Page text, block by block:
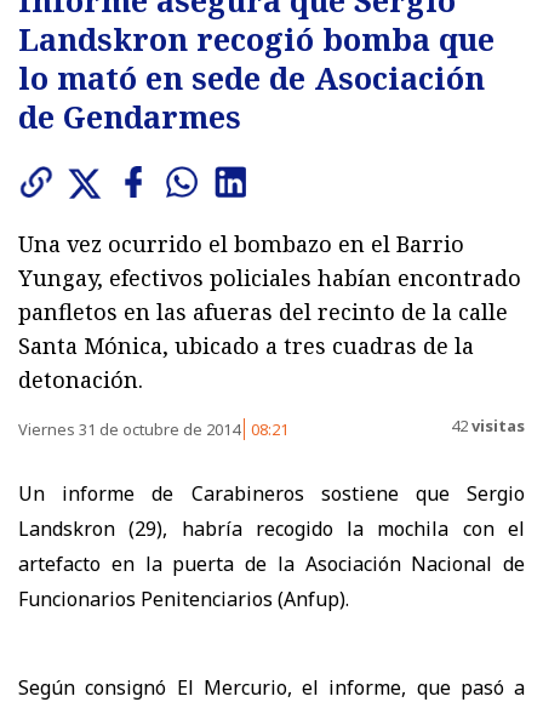
Landskron recogió bomba que
lo mató en sede de Asociación
de Gendarmes
Una vez ocurrido el bombazo en el Barrio
Yungay, efectivos policiales habían encontrado
panfletos en las afueras del recinto de la calle
Santa Mónica, ubicado a tres cuadras de la
detonación.
Viernes 31 de octubre de 2014 08:21 42visitas
Un informe de Carabineros sostiene que Sergio
Landskron (29), habría recogido la mochila con el
artefacto en la puerta de la Asociación Nacional de
Funcionarios Penitenciarios (Anfup).
Según consignó El Mercurio, el informe, que pasó a